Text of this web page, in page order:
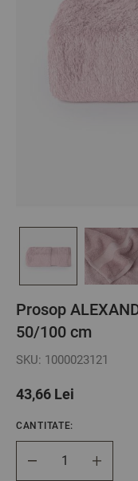
Prosop
50/100 cm
SKU: 1000023121
43,66 Lei
CANTITATE: